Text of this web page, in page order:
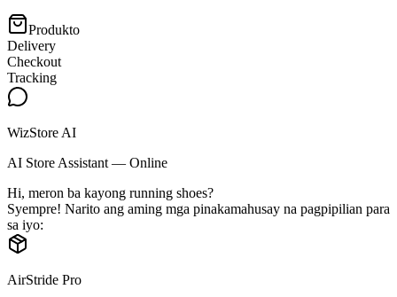
Produkto
Delivery
Checkout
Tracking
WizStore AI
AI Store Assistant — Online
Hi, meron ba kayong running shoes?
Syempre! Narito ang aming mga pinakamahusay na pagpipilian para
sa iyo:
AirStride Pro